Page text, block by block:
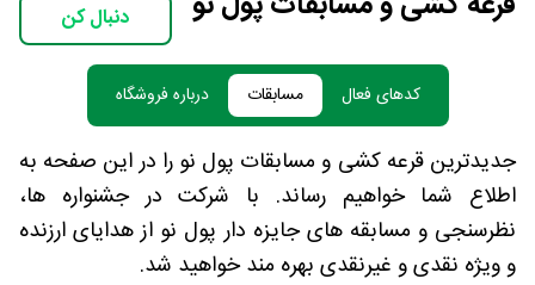
دنبال کن
کدهای فعال مسابقات درباره فروشگاه
جدیدترین قرعه کشی و مسابقات پول نو را در این صفحه به
اطلاع شما خواهیم رساند. با شرکت در جشنواره ها،
نظرسنجی و مسابقه های جایزه دار پول نو از هدایای ارزنده
و ویژه نقدی و غیرنقدی بهره مند خواهید شد.